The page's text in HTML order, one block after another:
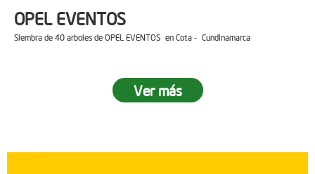
OPEL EVENTOS
Siembra de 40 arboles de OPEL EVENTOS en Cota - Cundinamarca
Ver más